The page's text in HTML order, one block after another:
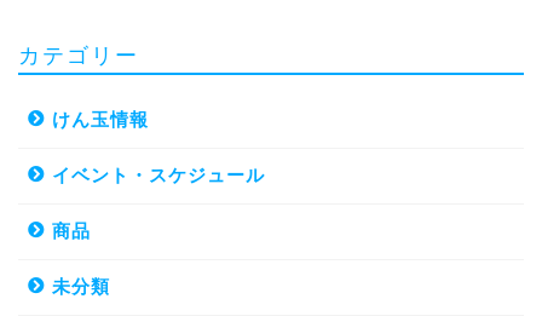
カテゴリー
けん玉情報
イベント・スケジュール
商品
未分類